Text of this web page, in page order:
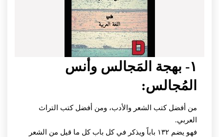
١- بهجة المَجالس وأنس
المُجالس:
من أفضل كتب الشعر والأدب، ومن أفضل كتب التراث
العربي.
فهو يضم ١٣٢ باباً ويذكر في كل باب كل ما قيل من الشعر